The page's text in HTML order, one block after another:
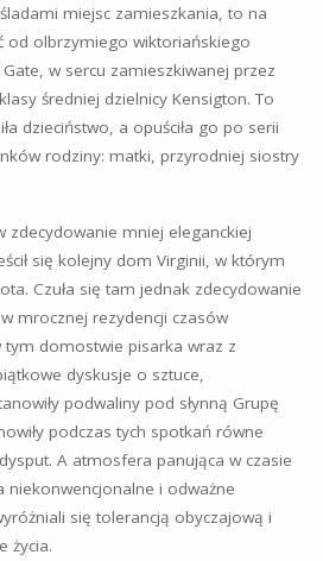
miejsc zamieszkania, to na
od olbrzymiego wiktoriańskiego
w sercu zamieszkiwanej przez
średniej dzielnicy Kensigton. To
dzieciństwo, a opuściła go po serii
rodziny: matki, przyrodniej siostry
zdecydowanie mniej eleganckiej
się kolejny dom Virginii, w którym
Czuła się tam jednak zdecydowanie
mrocznej rezydencji czasów
tym domostwie pisarka wraz z
dyskusje o sztuce,
podwaliny pod słynną Grupę
podczas tych spotkań równe
A atmosfera panująca w czasie
niekonwencjonalne i odważne
się tolerancją obyczajową i
życia.